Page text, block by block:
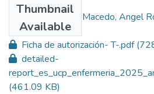
Thumbnail
Available
Taminche Macedo, Angel
(1.22 MB)
Ficha de autorización- T-.pdf
detailed-
(461.09 KB)